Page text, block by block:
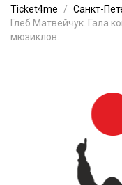
Ticket4me Санкт-
Глеб Матвейчук. Гала
мюзиклов.